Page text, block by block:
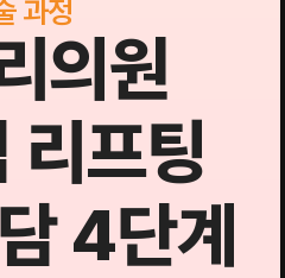
과정
의원
리프팅
4단계